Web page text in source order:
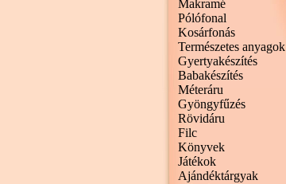
Makramé
Pólófonal
Kosárfonás
Természetes anyagok
Gyertyakészítés
Babakészítés
Méteráru
Gyöngyfűzés
Rövidáru
Filc
Könyvek
Játékok
Ajándéktárgyak